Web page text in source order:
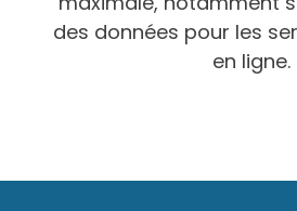
des données pour les
en ligne.